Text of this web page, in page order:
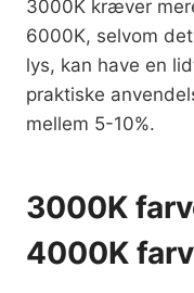
3000K kræver
6000K, selvom
lys, kan have en
praktiske
mellem 5-10%.
3000K
4000K